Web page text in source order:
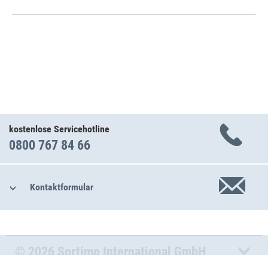
kostenlose Servicehotline
0800 767 84 66
Kontaktformular
© 2026 Sortimo International GmbH